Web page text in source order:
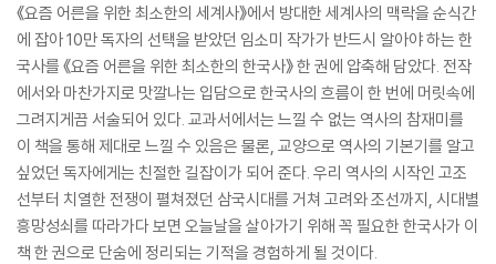
《요즘 어른을 위한 최소한의 세계사》에서 방대한 세계사의 맥락을 순식간
에 잡아 10만 독자의 선택을 받았던 임소미 작가가 반드시 알아야 하는 한
국사를 《요즘 어른을 위한 최소한의 한국사》 한 권에 압축해 담았다. 전작
에서와 마찬가지로 맛깔나는 입담으로 한국사의 흐름이 한 번에 머릿속에
그려지게끔 서술되어 있다. 교과서에서는 느낄 수 없는 역사의 참재미를
이 책을 통해 제대로 느낄 수 있음은 물론, 교양으로 역사의 기본기를 알고
싶었던 독자에게는 친절한 길잡이가 되어 준다. 우리 역사의 시작인 고조
선부터 치열한 전쟁이 펼쳐졌던 삼국시대를 거쳐 고려와 조선까지, 시대별
흥망성쇠를 따라가다 보면 오늘날을 살아가기 위해 꼭 필요한 한국사가 이
책 한 권으로 단숨에 정리되는 기적을 경험하게 될 것이다.